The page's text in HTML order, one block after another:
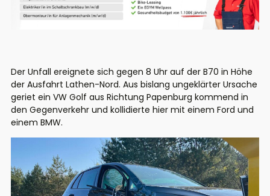
Der Unfall ereignete sich gegen 8 Uhr auf der B70 in Höhe
der Ausfahrt Lathen-Nord. Aus bislang ungeklärter Ursache
geriet ein VW Golf aus Richtung Papenburg kommend in
den Gegenverkehr und kollidierte hier mit einem Ford und
einem BMW.